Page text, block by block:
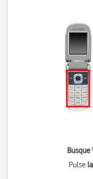
Busque
Pulse